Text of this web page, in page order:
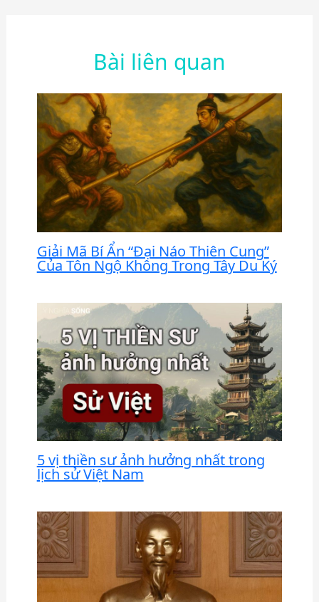
Bài liên quan
Giải Mã Bí Ẩn “Đại Náo Thiên Cung”
Của Tôn Ngộ Không Trong Tây Du Ký
5 vị thiền sư ảnh hưởng nhất trong
lịch sử Việt Nam